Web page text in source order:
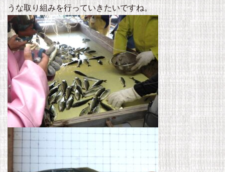
うな取り組みを行っていきたいですね。